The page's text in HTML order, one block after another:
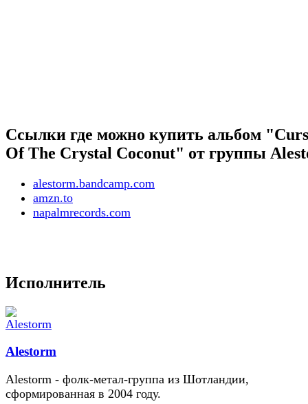
Ссылки где можно купить альбом
Of The Crystal Coconut" от группы
alestorm.bandcamp.com
amzn.to
napalmrecords.com
Исполнитель
Alestorm
Alestorm - фолк-метал-группа из Шотландии,
сформированная в 2004 году.